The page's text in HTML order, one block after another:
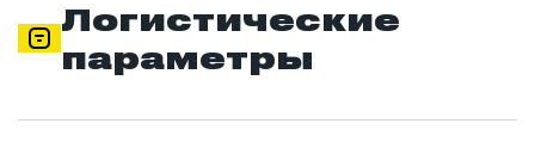
Логистические
параметры